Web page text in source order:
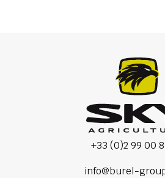
+33 (0)2 99 00
info@burel-